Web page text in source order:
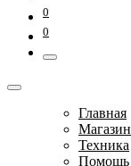
0
0
Главная
Магазин
Техника
Помощь